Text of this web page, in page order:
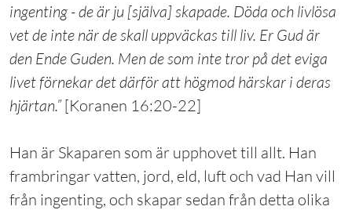
ingenting - de är ju [själva] skapade. Döda och livlösa
vet de inte när de skall uppväckas till liv. Er Gud är
den Ende Guden. Men de som inte tror på det eviga
livet förnekar det därför att högmod härskar i deras
hjärtan.” [Koranen 16:20-22]
Han är Skaparen som är upphovet till allt. Han
frambringar vatten, jord, eld, luft och vad Han vill
från ingenting, och skapar sedan från detta olika